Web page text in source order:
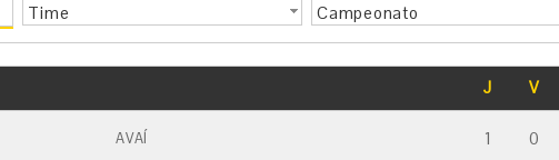
Time Campeonato
J V
AVAÍ 1 0